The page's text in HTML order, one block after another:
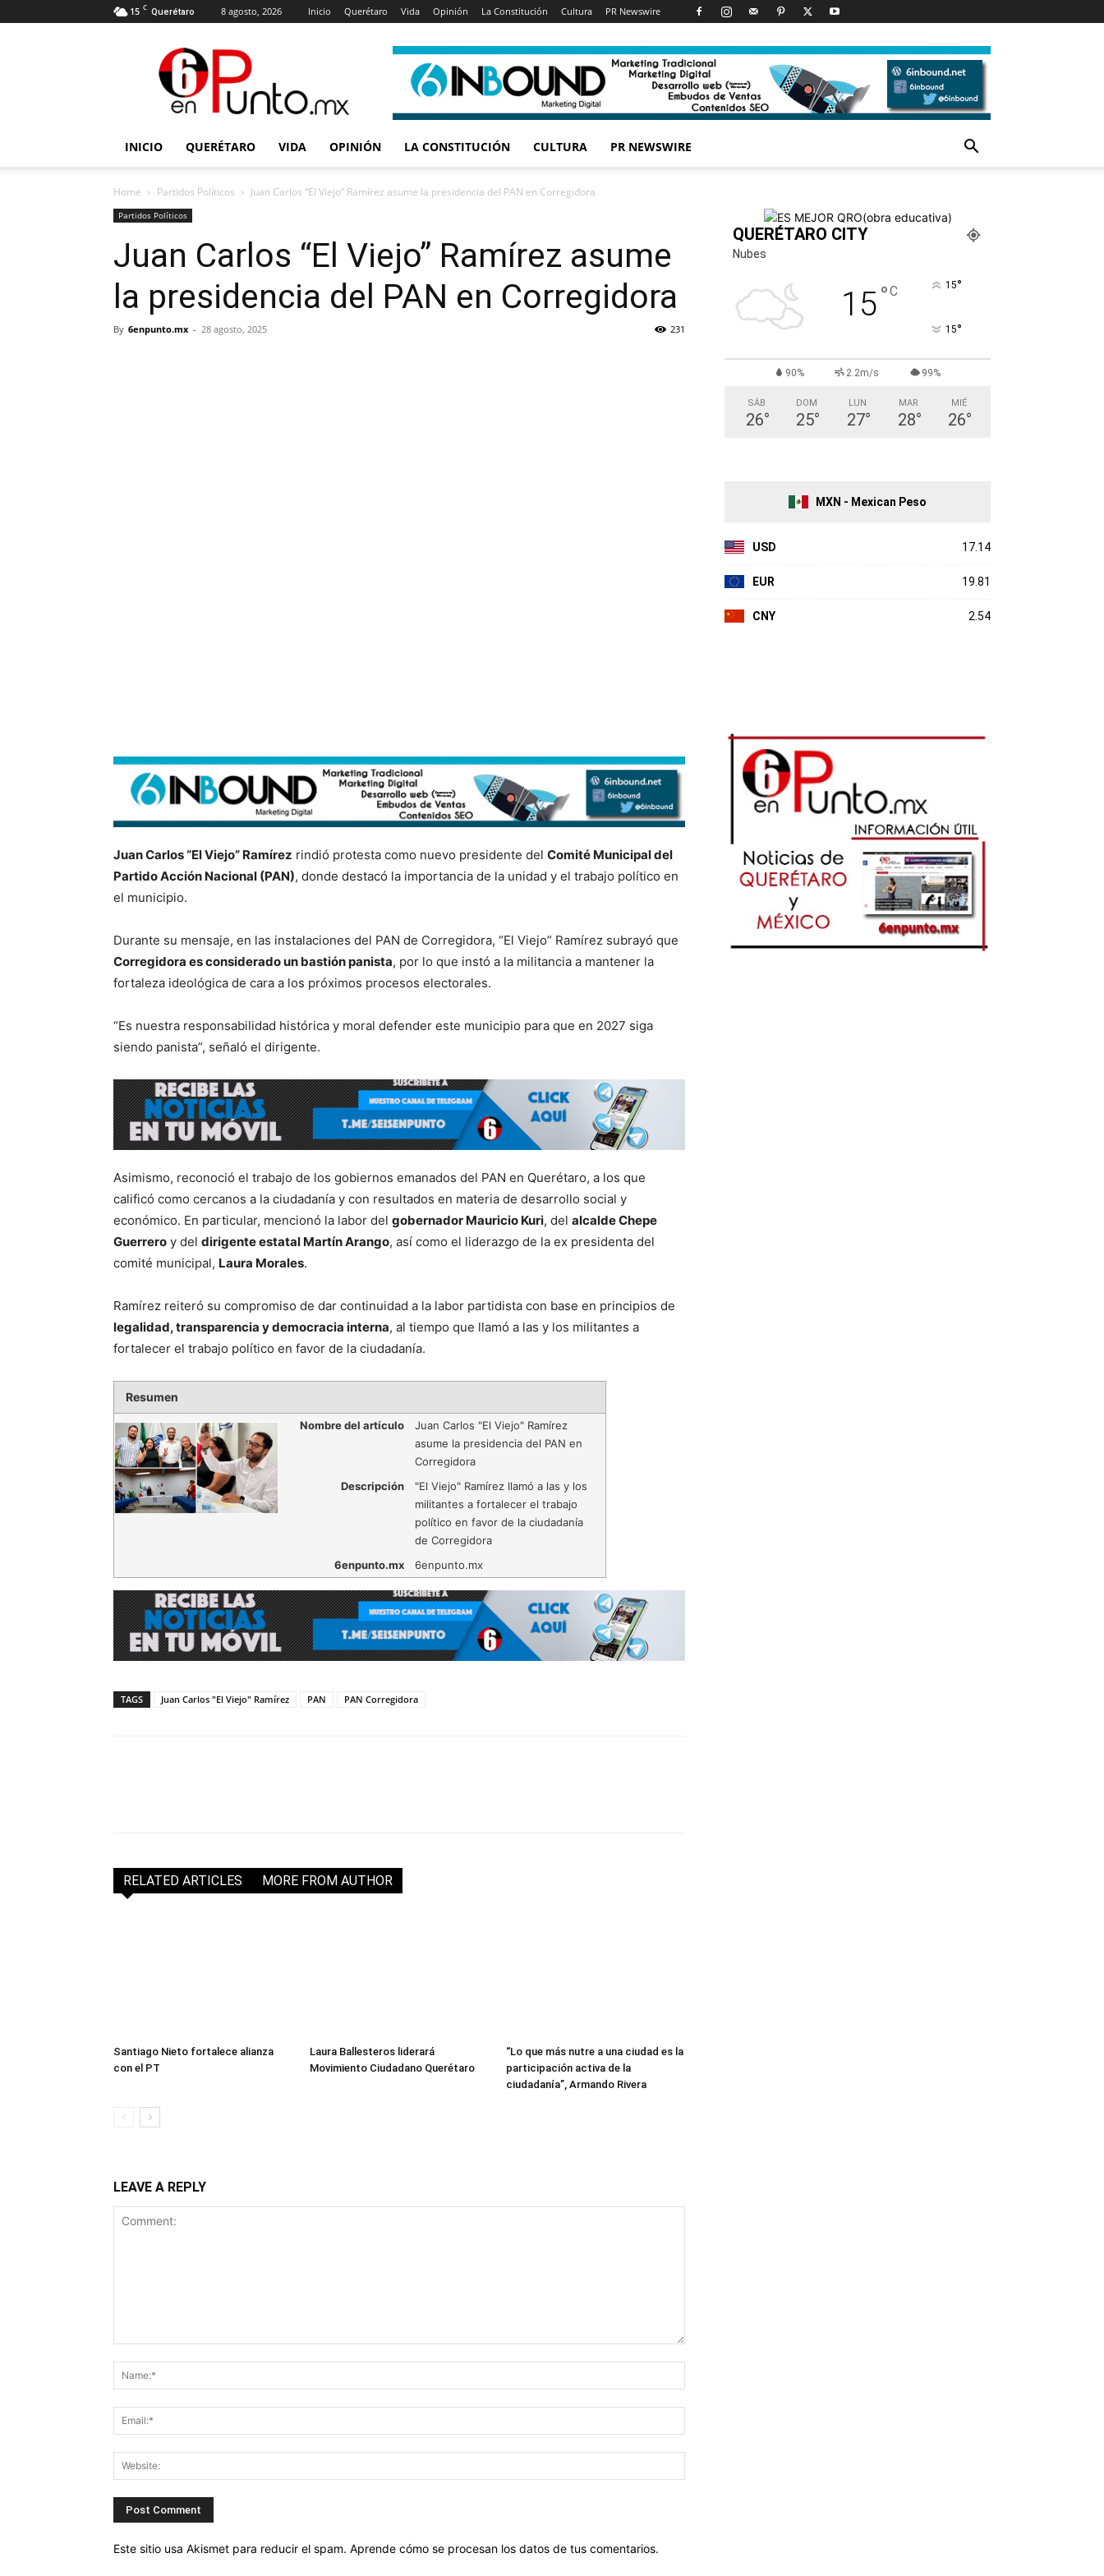
15 C Querétaro 8 agosto, 2026 Inicio Querétaro Vida Opinión La Constitución Cultura PR Newswire
punto
INICIO QUERÉTARO VIDA OPINIÓN LA CONSTITUCIÓN CULTURA PR NEWSWIRE
Home Partidos Políticos Juan Carlos “El Viejo” Ramírez asume la presidencia del PAN en Corregidora
Partidos Políticos
Juan Carlos “El Viejo” Ramírez asume
la presidencia del PAN en Corregidora
By 6enpunto.mx - 28 agosto, 2025 231
Juan Carlos “El Viejo” Ramírez rindió protesta como nuevo presidente del Comité Municipal del
Partido Acción Nacional (PAN), donde destacó la importancia de la unidad y el trabajo político en
el municipio.
Durante su mensaje, en las instalaciones del PAN de Corregidora, “El Viejo” Ramírez subrayó que
Corregidora es considerado un bastión panista, por lo que instó a la militancia a mantener la
fortaleza ideológica de cara a los próximos procesos electorales.
“Es nuestra responsabilidad histórica y moral defender este municipio para que en 2027 siga
siendo panista”, señaló el dirigente.
Asimismo, reconoció el trabajo de los gobiernos emanados del PAN en Querétaro, a los que
calificó como cercanos a la ciudadanía y con resultados en materia de desarrollo social y
económico. En particular, mencionó la labor del gobernador Mauricio Kuri, del alcalde Chepe
Guerrero y del dirigente estatal Martín Arango, así como el liderazgo de la ex presidenta del
comité municipal, Laura Morales.
Ramírez reiteró su compromiso de dar continuidad a la labor partidista con base en principios de
legalidad, transparencia y democracia interna, al tiempo que llamó a las y los militantes a
fortalecer el trabajo político en favor de la ciudadanía.
Resumen
Nombre del artículo
Juan Carlos "El Viejo" Ramírez
asume la presidencia del PAN en
Corregidora
Descripción
"El Viejo" Ramírez llamó a las y los
militantes a fortalecer el trabajo
político en favor de la ciudadanía
de Corregidora
6enpunto.mx
6enpunto.mx
TAGS Juan Carlos "El Viejo" Ramírez PAN PAN Corregidora
RELATED ARTICLES MORE FROM AUTHOR
Santiago Nieto fortalece alianza
con el PT
Laura Ballesteros liderará
Movimiento Ciudadano Querétaro
“Lo que más nutre a una ciudad es la
participación activa de la
ciudadanía”, Armando Rivera
LEAVE A REPLY
Este sitio usa Akismet para reducir el spam. Aprende cómo se procesan los datos de tus comentarios.
QUERÉTARO CITY
Nubes
15°C 15°
15°
90% 2.2m/s 99%
SÁB
26°
DOM
25°
LUN
27°
MAR
28°
MIÉ
26°
MXN - Mexican Peso
USD 17.14
EUR 19.81
CNY 2.54